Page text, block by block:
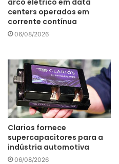
arco elétrico em data
centers operados em
corrente contínua
06/08/2026
Clarios fornece
supercapacitores para a
indústria automotiva
06/08/2026